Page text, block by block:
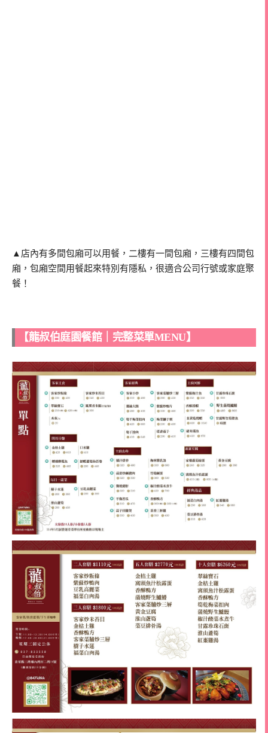
▲店內有多間包廂可以用餐，二樓有一間包廂，三樓有四間包
廂，包廂空間用餐起來特別有隱私，很適合公司行號或家庭聚
餐！
【龍叔伯庭園餐館｜完整菜單MENU】